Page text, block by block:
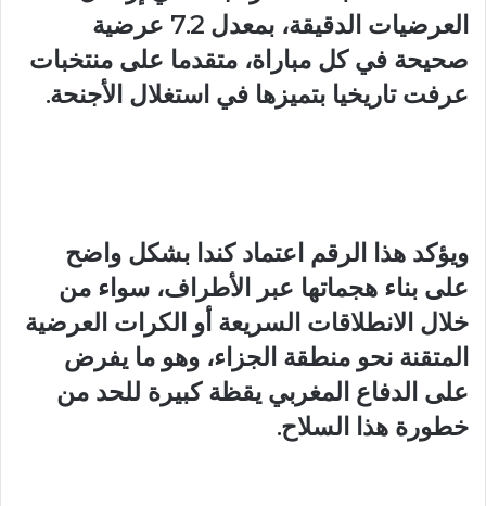
العرضيات الدقيقة، بمعدل 7.2 عرضية
صحيحة في كل مباراة، متقدما على منتخبات
عرفت تاريخيا بتميزها في استغلال الأجنحة.
ويؤكد هذا الرقم اعتماد كندا بشكل واضح
على بناء هجماتها عبر الأطراف، سواء من
خلال الانطلاقات السريعة أو الكرات العرضية
المتقنة نحو منطقة الجزاء، وهو ما يفرض
على الدفاع المغربي يقظة كبيرة للحد من
خطورة هذا السلاح.